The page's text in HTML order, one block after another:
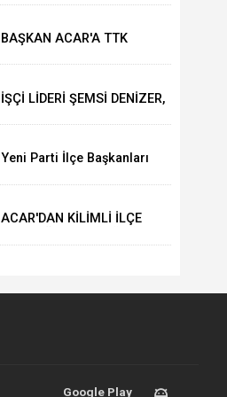
Heyeti Sabantuy
BAŞKAN ACAR'A TTK
İŞÇİ LİDERİ ŞEMSİ DENİZER,
Yeni Parti İlçe Başkanları
ACAR'DAN KİLİMLİ İLÇE
AŞKAR'A HAYIRLI OLSUN
Google Play